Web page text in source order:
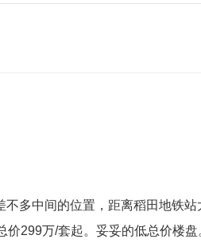
多中间的位置，距离稻田地铁
299万/套起。妥妥的低总价楼